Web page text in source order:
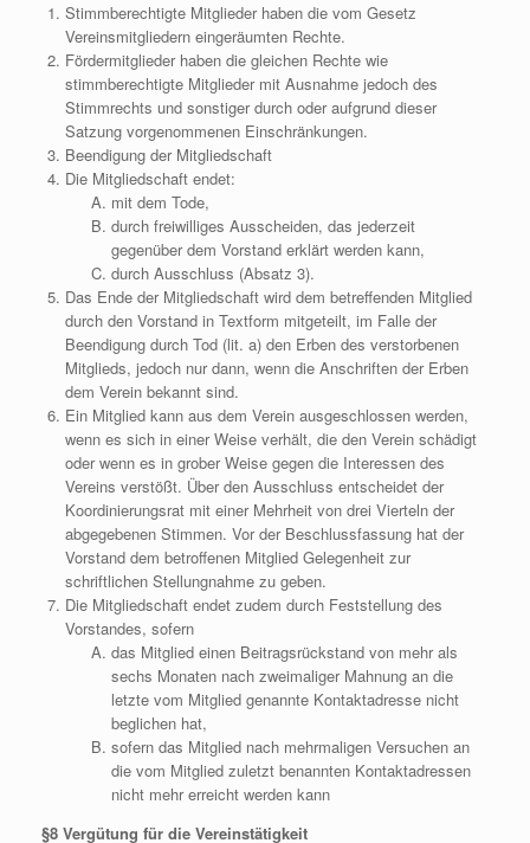
Stimmberechtigte Mitglieder haben die vom Gesetz
Vereinsmitgliedern eingeräumten Rechte.
Fördermitglieder haben die gleichen Rechte wie
stimmberechtigte Mitglieder mit Ausnahme jedoch des
Stimmrechts und sonstiger durch oder aufgrund dieser
Satzung vorgenommenen Einschränkungen.
Beendigung der Mitgliedschaft
Die Mitgliedschaft endet:
mit dem Tode,
durch freiwilliges Ausscheiden, das jederzeit
gegenüber dem Vorstand erklärt werden kann,
durch Ausschluss (Absatz 3).
Das Ende der Mitgliedschaft wird dem betreffenden Mitglied
durch den Vorstand in Textform mitgeteilt, im Falle der
Beendigung durch Tod (lit. a) den Erben des verstorbenen
Mitglieds, jedoch nur dann, wenn die Anschriften der Erben
dem Verein bekannt sind.
Ein Mitglied kann aus dem Verein ausgeschlossen werden,
wenn es sich in einer Weise verhält, die den Verein schädigt
oder wenn es in grober Weise gegen die Interessen des
Vereins verstößt. Über den Ausschluss entscheidet der
Koordinierungsrat mit einer Mehrheit von drei Vierteln der
abgegebenen Stimmen. Vor der Beschlussfassung hat der
Vorstand dem betroffenen Mitglied Gelegenheit zur
schriftlichen Stellungnahme zu geben.
Die Mitgliedschaft endet zudem durch Feststellung des
Vorstandes, sofern
das Mitglied einen Beitragsrückstand von mehr als
sechs Monaten nach zweimaliger Mahnung an die
letzte vom Mitglied genannte Kontaktadresse nicht
beglichen hat,
sofern das Mitglied nach mehrmaligen Versuchen an
die vom Mitglied zuletzt benannten Kontaktadressen
nicht mehr erreicht werden kann
§8 Vergütung für die Vereinstätigkeit